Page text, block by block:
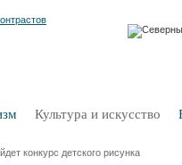
Культура и искусство
конкурс детского рисунка